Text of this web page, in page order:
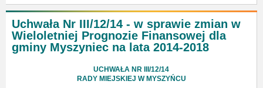
Uchwała Nr III/12/14 - w sprawie zmian w
Wieloletniej Prognozie Finansowej dla
gminy Myszyniec na lata 2014-2018
UCHWAŁA NR III/12/14
RADY MIEJSKIEJ W MYSZYŃCU